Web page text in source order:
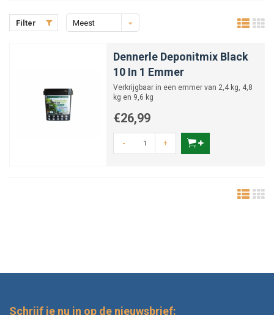
Filter
Meest
Dennerle Deponitmix Black
10 In 1 Emmer
Verkrijgbaar in een emmer van 2,4 kg, 4,8
kg en 9,6 kg
€26,99
- +
Schrijf je nu in op de nieuwsbrief: